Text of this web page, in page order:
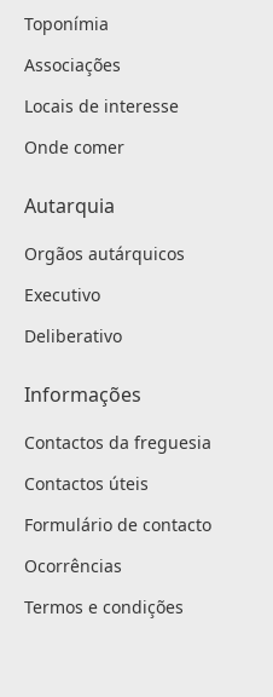
Toponímia
Associações
Locais de interesse
Onde comer
Autarquia
Orgãos autárquicos
Executivo
Deliberativo
Informações
Contactos da freguesia
Contactos úteis
Formulário de contacto
Ocorrências
Termos e condições